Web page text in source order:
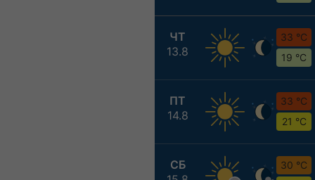
ЧТ
13.8
33 °C
19 °C
ПТ
14.8
33 °C
21 °C
СБ
30 °C